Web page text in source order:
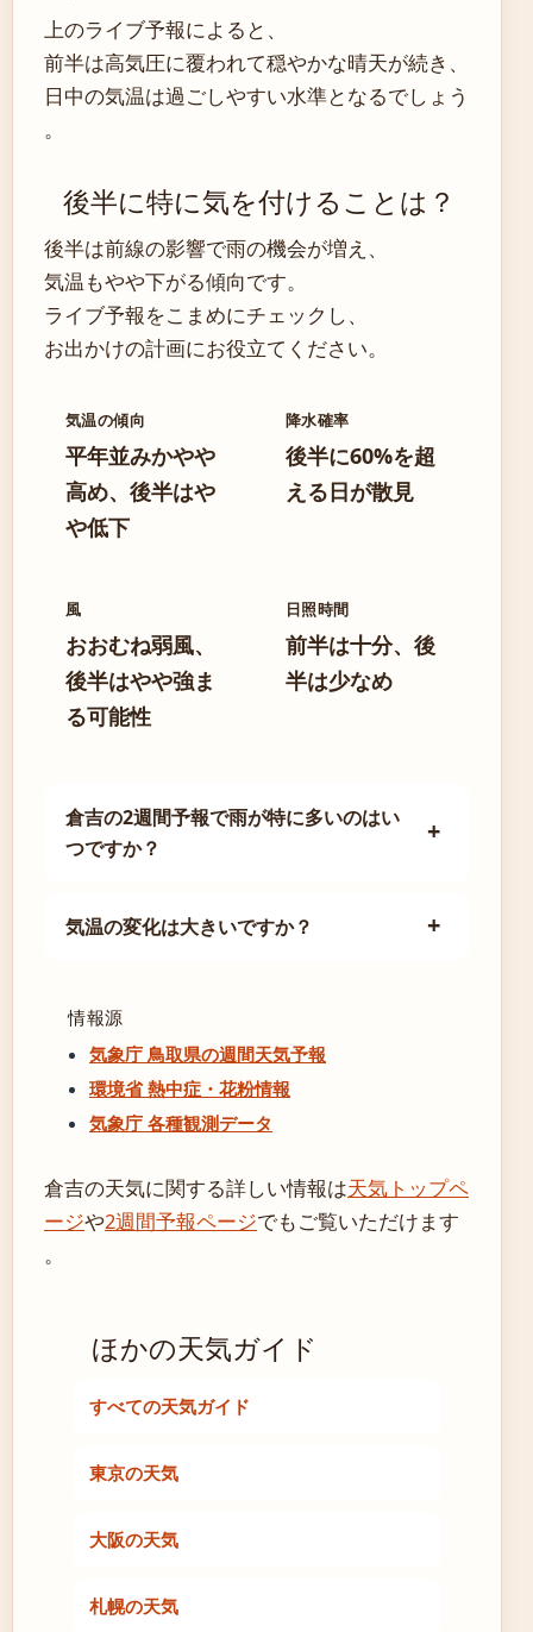
上のライブ予報によると、
前半は高気圧に覆われて穏やかな晴天が続き、
日中の気温は過ごしやすい水準となるでしょう
。
後半に特に気を付けることは？
後半は前線の影響で雨の機会が増え、
気温もやや下がる傾向です。
ライブ予報をこまめにチェックし、
お出かけの計画にお役立てください。
気温の傾向
平年並みかやや
高め、後半はや
や低下
降水確率
後半に60%を超
える日が散見
風
おおむね弱風、
後半はやや強ま
る可能性
日照時間
前半は十分、後
半は少なめ
倉吉の2週間予報で雨が特に多いのはい
つですか？
気温の変化は大きいですか？
情報源
気象庁 鳥取県の週間天気予報
環境省 熱中症・花粉情報
気象庁 各種観測データ
倉吉の天気に関する詳しい情報は天気トップペ
ージや2週間予報ページでもご覧いただけます
。
ほかの天気ガイド
すべての天気ガイド
東京の天気
大阪の天気
札幌の天気